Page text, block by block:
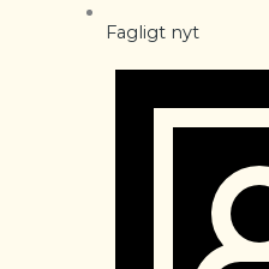
Fagligt nyt